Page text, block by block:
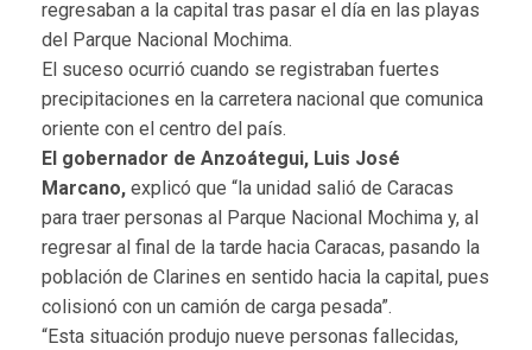
regresaban a la capital tras pasar el día en las playas
del Parque Nacional Mochima.
El suceso ocurrió cuando se registraban fuertes
precipitaciones en la carretera nacional que comunica
oriente con el centro del país.
El gobernador de Anzoátegui, Luis José
Marcano, explicó que “la unidad salió de Caracas
para traer personas al Parque Nacional Mochima y, al
regresar al final de la tarde hacia Caracas, pasando la
población de Clarines en sentido hacia la capital, pues
colisionó con un camión de carga pesada”.
“Esta situación produjo nueve personas fallecidas,